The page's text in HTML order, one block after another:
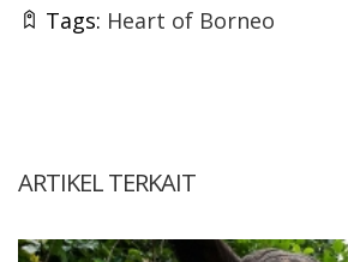
Tags: Heart of Borneo
ARTIKEL TERKAIT